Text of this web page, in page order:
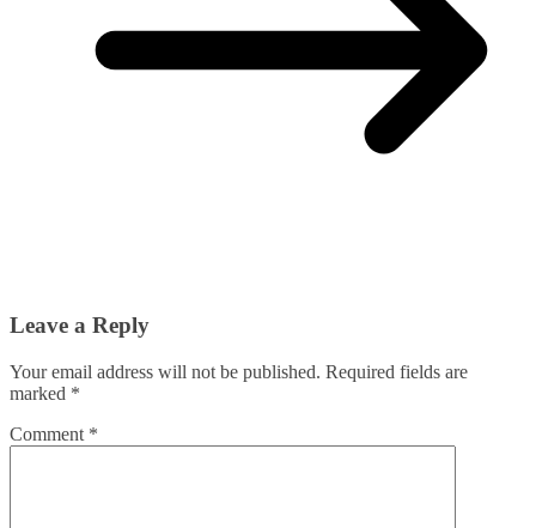
Leave a Reply
Your email address will not be published. Required fields are
marked *
Comment *